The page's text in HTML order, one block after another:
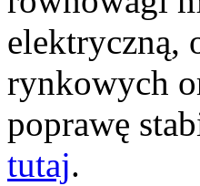
elektryczną,
rynkowych
poprawę
tutaj.